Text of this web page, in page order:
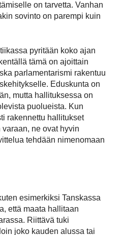
on tarvetta. Vanhan
sovinto on parempi kuin
pyritään koko ajan
tämä on ajoittain
parlamentarismi rakentuu
Eduskunta on
mutta hallituksessa on
puolueista. Kun
rakennettu hallitukset
ne ovat hyvin
tehdään nimenomaan
esimerkiksi Tanskassa
että maata hallitaan
Riittävä tuki
joko kauden alussa tai